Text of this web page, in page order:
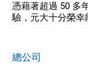
憑藉著超過 50 多
驗，元大十分榮幸
總公司